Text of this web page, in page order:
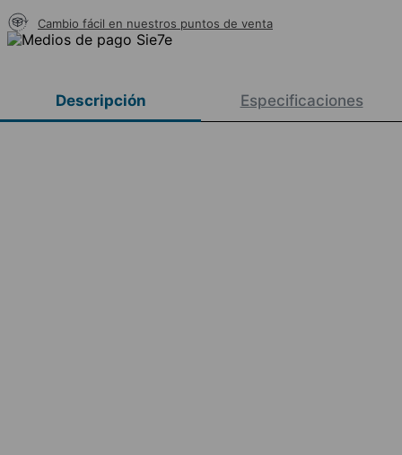
Cambio fácil en nuestros puntos de venta
Descripción Especificaciones